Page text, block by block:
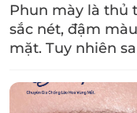
Người có nếp
chùng nhẹ.
thâm.
Phun mày là thủ
sắc nét, đậm
mặt. Tuy nhiên